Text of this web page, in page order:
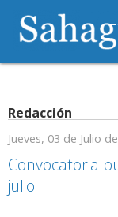
Redacción
Jueves, 03 de Julio
Convocatoria
julio